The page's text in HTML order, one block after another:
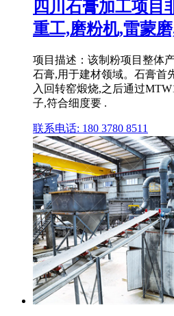
四川石膏加工项目
重工,磨粉机,雷蒙
项目描述：该制粉项目整体
石膏,用于建材领域。石膏首
入回转窑煅烧,之后通过
子,符合细度要 .
联系电话: 180 3780 8511